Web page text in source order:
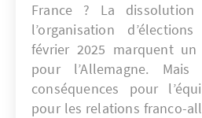
France ? La
l’organisation
février 2025 marquent
pour l’Allemagne.
conséquences pour
pour les relations franco-